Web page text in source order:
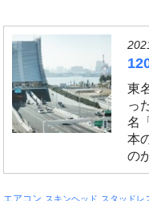
東
っ
名
本
の
エアコン スキンヘッド スタッドレ